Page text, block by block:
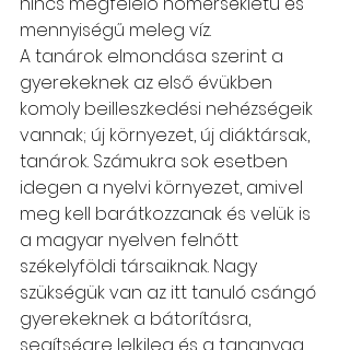
mennyiségű meleg víz.
A tanárok elmondása szerint a
gyerekeknek az első évükben
komoly beilleszkedési nehézségeik
vannak; új környezet, új diáktársak,
tanárok. Számukra sok esetben
idegen a nyelvi környezet, amivel
meg kell barátkozzanak és velük is
a magyar nyelven felnőtt
székelyföldi társaiknak. Nagy
szükségük van az itt tanuló csángó
gyerekeknek a bátorításra,